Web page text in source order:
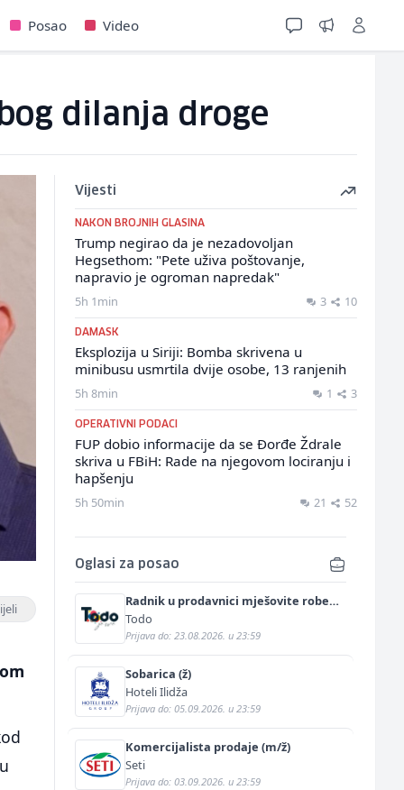
Posao Video
dilanja droge
Vijesti
NAKON BROJNIH GLASINA
Trump negirao da je nezadovoljan
Hegsethom: "Pete uživa poštovanje,
napravio je ogroman napredak"
5h 1min 3 10
DAMASK
Eksplozija u Siriji: Bomba skrivena u
minibusu usmrtila dvije osobe, 13 ranjenih
5h 8min 1 3
OPERATIVNI PODACI
FUP dobio informacije da se Đorđe Ždrale
skriva u FBiH: Rade na njegovom lociranju i
hapšenju
5h 50min 21 52
Oglasi za posao
Radnik u prodavnici mješovite robe
(m/ž)
Todo
Prijava do: 23.08.2026. u 23:59
Sobarica (ž)
Hoteli Ilidža
Prijava do: 05.09.2026. u 23:59
Komercijalista prodaje (m/ž)
Seti
Prijava do: 03.09.2026. u 23:59